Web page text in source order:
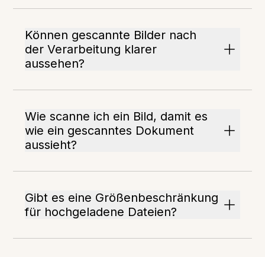
Können gescannte Bilder nach
der Verarbeitung klarer
aussehen?
Wie scanne ich ein Bild, damit es
wie ein gescanntes Dokument
aussieht?
Gibt es eine Größenbeschränkung
für hochgeladene Dateien?